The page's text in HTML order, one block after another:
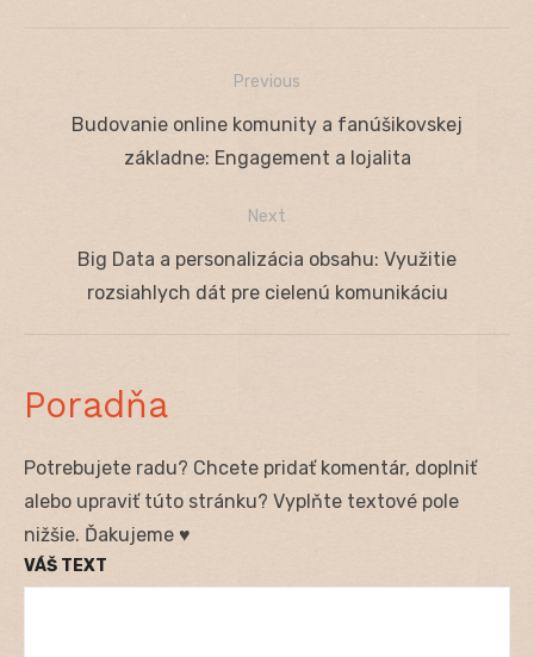
Navigácia
Previous
Previous
Budovanie online komunity a fanúšikovskej
základne: Engagement a lojalita
Next
Big Data a personalizácia obsahu: Využitie
rozsiahlych dát pre cielenú komunikáciu
Poradňa
Potrebujete radu? Chcete pridať komentár, doplniť
alebo upraviť túto stránku? Vyplňte textové pole
nižšie. Ďakujeme ♥
VÁŠ TEXT